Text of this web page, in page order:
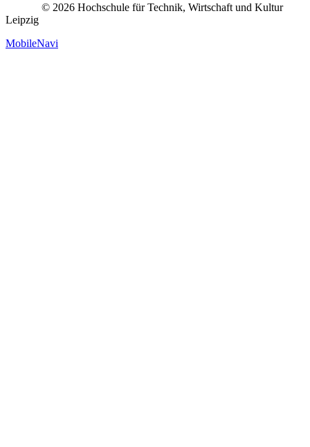
© 2026 Hochschule für Technik, Wirtschaft und Kultur
Leipzig
MobileNavi